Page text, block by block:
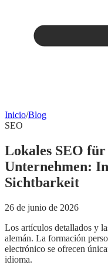
Inicio/Blog
SEO
Lokales SEO
Unternehmen:
Sichtbarkeit
26 de junio de 2026
Los artículos detallados y
alemán. La formación
electrónico se ofrecen
idioma.